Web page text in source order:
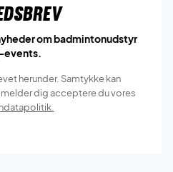
om badmintonudstyr
events.
herunder. Samtykke kan
dig acceptere du vores